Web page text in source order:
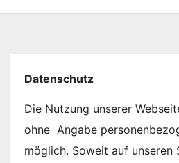
Datenschutz
Die Nutzung unserer
ohne Angabe
möglich. Soweit auf unseren